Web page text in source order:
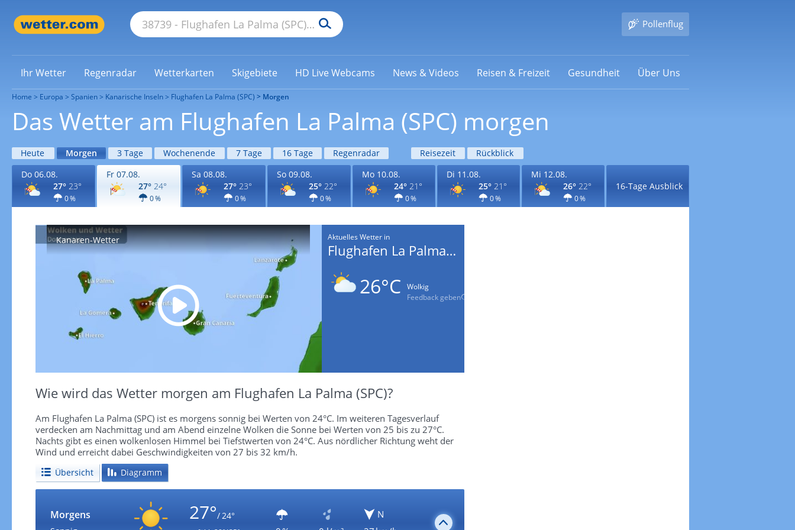
Pollenflug
Ihr Wetter Regenradar Wetterkarten Skigebiete HD Live Webcams News & Videos Reisen & Freizeit Gesundheit Über Uns
Home Europa Spanien Kanarische Inseln Flughafen La Palma (SPC) Morgen
Das Wetter am Flughafen La Palma (SPC) morgen
Heute Morgen 3 Tage Wochenende 7 Tage 16 Tage Regenradar Reisezeit
Rückblick
Do 06.08.
27° 23°
0 %
Fr 07.08.
27° 24°
0 %
Sa 08.08.
27° 23°
0 %
So 09.08.
25° 22°
0 %
Mo 10.08.
24° 21°
0 %
Di 11.08.
25° 21°
0 %
Mi 12.08.
26° 22°
0 %
16-Tage Ausblick
Kanaren-Wetter Aktuelles Wetter in
Flughafen La Palma (SPC)
26°C
Wolkig
Feedback geben
Wie wird das Wetter morgen am Flughafen La Palma (SPC)?
Am Flughafen La Palma (SPC) ist es morgens sonnig bei Werten von 24°C. Im weiteren Tagesverlauf
verdecken am Nachmittag und am Abend einzelne Wolken die Sonne bei Werten von 25 bis zu 27°C.
Nachts gibt es einen wolkenlosen Himmel bei Tiefstwerten von 24°C. Aus nördlicher Richtung weht der
Wind und erreicht dabei Geschwindigkeiten von 27 bis 32 km/h.
Übersicht Diagramm
Morgens 27°/ 24°
N